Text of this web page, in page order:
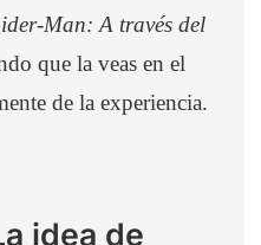
Man: A través del
que la veas en el
de la experiencia.
idea de